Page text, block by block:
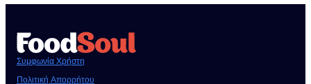
Συμφωνία Χρήστη
Πολιτική Απορρήτου